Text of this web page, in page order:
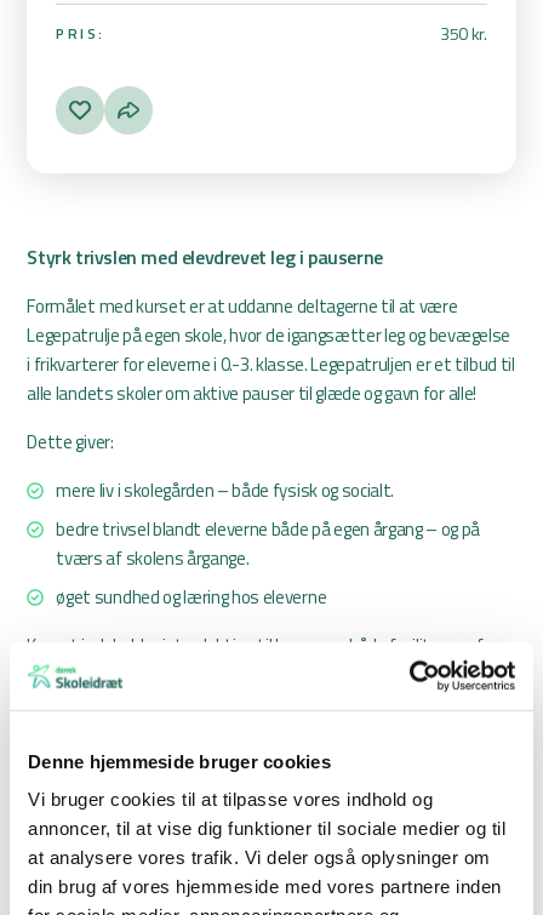
Denne hjemmeside bruger cookies
Vi bruger cookies til at tilpasse vores indhold og
annoncer, til at vise dig funktioner til sociale medier og til
at analysere vores trafik. Vi deler også oplysninger om
din brug af vores hjemmeside med vores partnere inden
PRIS: 350 kr.
Styrk trivslen med elevdrevet leg i pauserne
Formålet med kurset er at uddanne deltagerne til at være
Legepatrulje på egen skole, hvor de igangsætter leg og bevægelse
i frikvarterer for eleverne i 0.-3. klasse. Legepatruljen er et tilbud til
alle landets skoler om aktive pauser til glæde og gavn for alle!
Dette giver:
mere liv i skolegården – både fysisk og socialt.
bedre trivsel blandt eleverne både på egen årgang – og på
tværs af skolens årgange.
øget sundhed og læring hos eleverne
Kurset indeholder introduktion til lege, som både faciliteres af
instruktøren, men også hvor deltagerne er opdelt i mindre grupper,
der instruerer hinanden i udvalgte lege og selv leger med.
både de praktiske aktiviteter og det at være rollemodel og
igangsætter.
Ved åbne kurser anbefales det, at den enkelte skole efter egne
kriterier udvælger 6-8 elever, gerne af begge køn og på tværs af
klasser og/eller klassetrin til at deltage på kurset med henblik på